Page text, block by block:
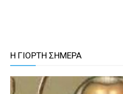
Η ΓΙΟΡΤΗ ΣΗΜΕΡΑ